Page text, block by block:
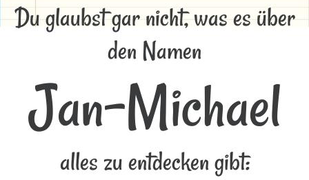
Du glaubst gar nicht, was es über
den Namen
Jan-Michael
alles zu entdecken gibt: